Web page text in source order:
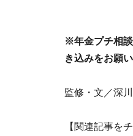
※年金プチ相
き込みをお願い
監修・文／深
【関連記事を